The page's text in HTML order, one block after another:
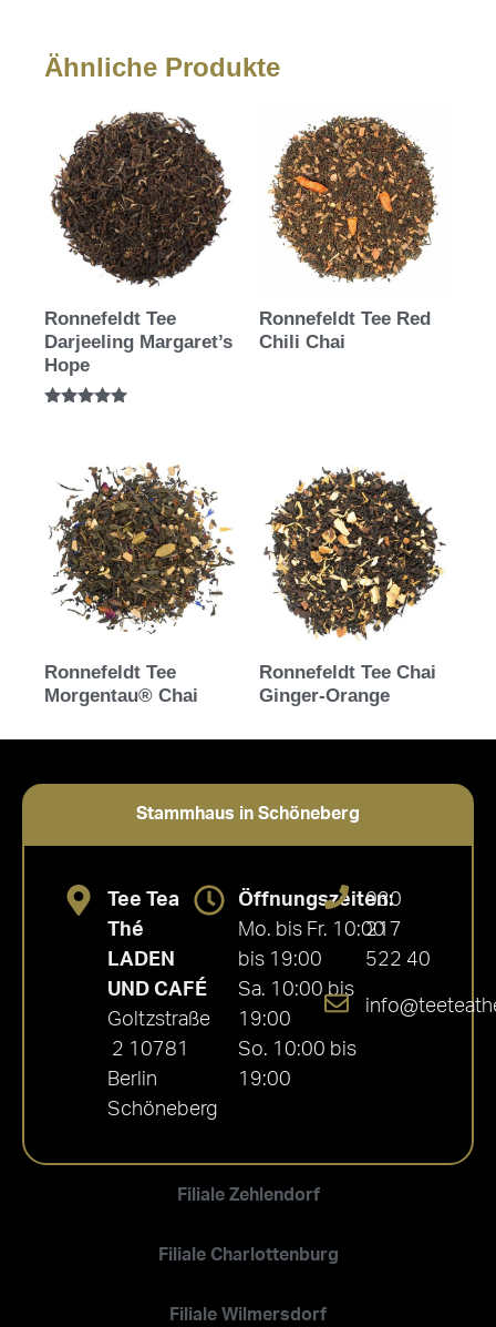
Ähnliche Produkte
Ronnefeldt Tee
Darjeeling Margaret’s
Hope
Ronnefeldt Tee Red
Chili Chai
Ronnefeldt Tee
Morgentau® Chai
Ronnefeldt Tee Chai
Ginger-Orange
Stammhaus in Schöneberg
Filiale Zehlendorf
Filiale Charlottenburg
Filiale Wilmersdorf
Tee Tea
Thé
LADEN
UND CAFÉ
Goltzstraße
2 10781
Berlin
Schöneberg
Öffnungszeiten:
Mo. bis Fr. 10:00
bis 19:00
Sa. 10:00 bis
19:00
So. 10:00 bis
19:00
030
217
522 40